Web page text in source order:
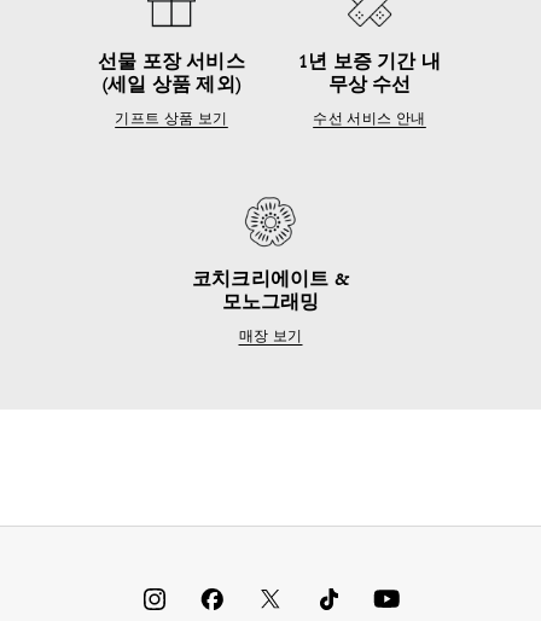
선물 포장 서비스
(세일 상품 제외)
기프트 상품 보기
1년 보증 기간 내
무상 수선
수선 서비스 안내
코치크리에이트 &
모노그래밍
매장 보기